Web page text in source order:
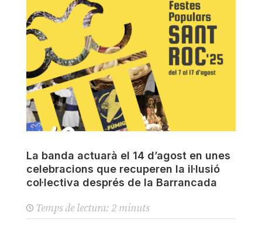
La banda actuarà el 14 d’agost en unes
celebracions que recuperen la il·lusió
col·lectiva després de la Barrancada
Temps de lectura: 2 minuts